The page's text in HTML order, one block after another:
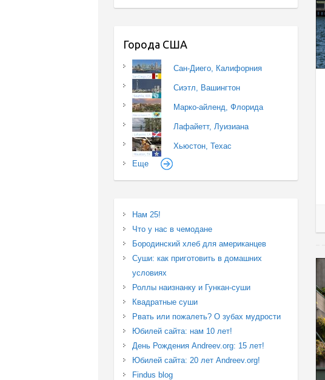
Города США
Сан-Диего, Калифорния
Сиэтл, Вашингтон
Марко-айленд, Флорида
Лафайетт, Луизиана
Хьюстон, Техас
Еще
Нам 25!
Что у нас в чемодане
Бородинский хлеб для американцев
Суши: как приготовить в домашних
условиях
Роллы наизнанку и Гункан-суши
Квадратные суши
Рвать или пожалеть? О зубах мудрости
Юбилей сайта: нам 10 лет!
День Рождения Andreev.org: 15 лет!
Юбилей сайта: 20 лет Andreev.org!
Findus blog